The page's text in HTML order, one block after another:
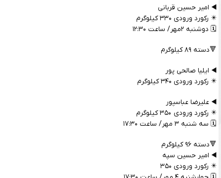
◀️ امیر حسین قربانی
✴️ رکورد ورودی ۳۳۰ کیلوگرم
🗓️ دوشنبه ۲مهر/ ساعت ۱۲:۳۰
🔻دسته ۸۹ کیلوگرم
◀️ ایلیا صالحی پور
✴️ رکورد ورودی ۳۴۰ کیلوگرم
◀️ علیرضا عباسپور
✴️ رکورد ورودی ۳۵۰ کیلوگرم
🗓️ سه شنبه ۳ مهر/ ساعت ۱۷:۳۰
🔻دسته ۹۶ کیلوگرم
◀️ امیر حسین سپه
✴️ رکورد ورودی ۳۵۰